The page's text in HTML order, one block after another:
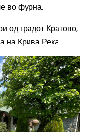
во фурна.
од градот Кратово,
на Крива Река.